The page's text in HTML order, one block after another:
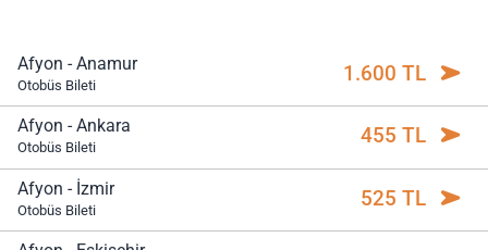
Afyon - Anamur
Otobüs Bileti 1.600 TL
Afyon - Ankara
Otobüs Bileti 455 TL
Afyon - İzmir
Otobüs Bileti 525 TL